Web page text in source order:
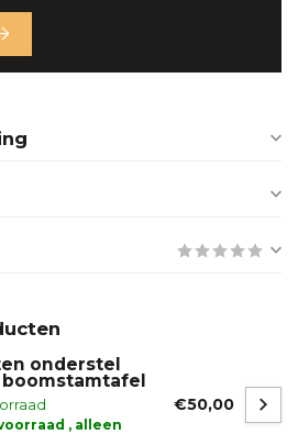
onderstel
, alleen
€50,00